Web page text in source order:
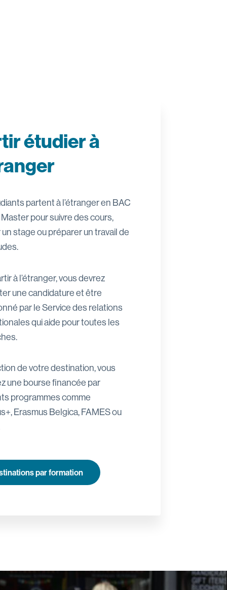
étudier à
partent à l’étranger en BAC
Master pour suivre des cours,
stage ou préparer un travail de
à l’étranger, vous devrez
une candidature et être
par le Service des relations
qui aide pour toutes les
de votre destination, vous
une bourse financée par
programmes comme
Erasmus Belgica, FAMES ou
par formation